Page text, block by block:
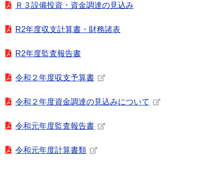
Ｒ３設備投資・資金調達の見込み
R2年度収支計算書・財務諸表
R2年度監査報告書
令和２年度収支予算書
令和２年度資金調達の見込みについて
令和元年度監査報告書
令和元年度計算書類